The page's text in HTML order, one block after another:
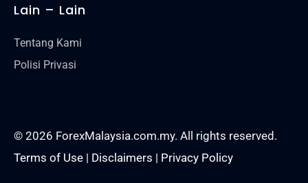
Lain – Lain
Tentang Kami
Polisi Privasi
© 2026 ForexMalaysia.com.my. All rights reserved.
Terms of Use| Disclaimers | Privacy Policy